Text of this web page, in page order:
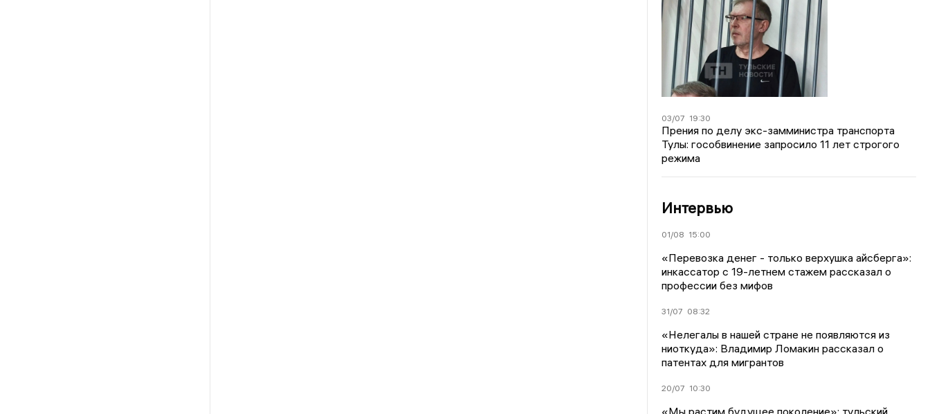
03/07 19:30
Прения по делу экс-замминистра транспорта
Тулы: гособвинение запросило 11 лет строгого
режима
Интервью
01/08 15:00
«Перевозка денег - только верхушка айсберга»:
инкассатор с 19-летнем стажем рассказал о
профессии без мифов
31/07 08:32
«Нелегалы в нашей стране не появляются из
ниоткуда»: Владимир Ломакин рассказал о
патентах для мигрантов
20/07 10:30
«Мы растим будущее поколение»: тульский